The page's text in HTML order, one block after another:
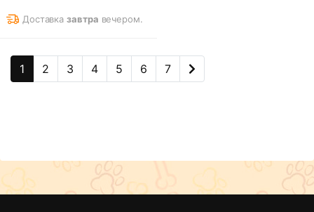
Доставказавтра вечером.
1 2 3 4 5 6 7